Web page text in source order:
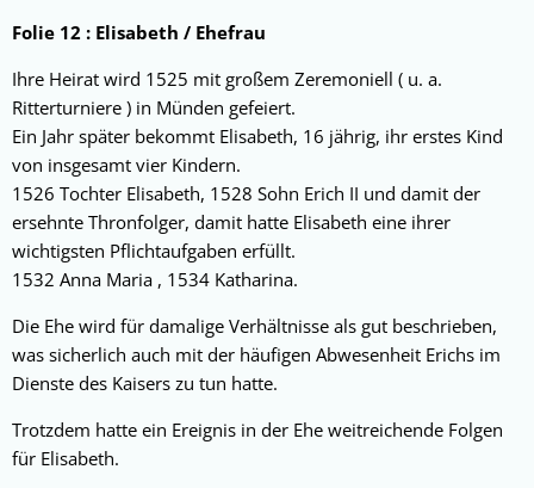
Folie 12 : Elisabeth / Ehefrau
Ihre Heirat wird 1525 mit großem Zeremoniell ( u. a.
Ritterturniere ) in Münden gefeiert.
Ein Jahr später bekommt Elisabeth, 16 jährig, ihr erstes Kind
von insgesamt vier Kindern.
1526 Tochter Elisabeth, 1528 Sohn Erich II und damit der
ersehnte Thronfolger, damit hatte Elisabeth eine ihrer
wichtigsten Pflichtaufgaben erfüllt.
1532 Anna Maria , 1534 Katharina.
Die Ehe wird für damalige Verhältnisse als gut beschrieben,
was sicherlich auch mit der häufigen Abwesenheit Erichs im
Dienste des Kaisers zu tun hatte.
Trotzdem hatte ein Ereignis in der Ehe weitreichende Folgen
für Elisabeth.